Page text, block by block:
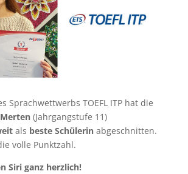
Sprachwettwerbs TOEFL ITP hat die
(Jahrgangstufe 11)
als beste Schülerinabgeschnitten.
volle Punktzahl.
Siri ganz herzlich!